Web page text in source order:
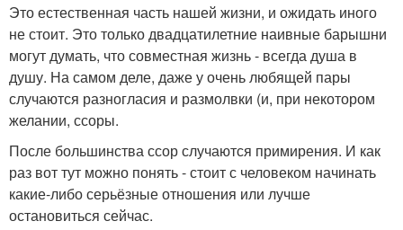
Это естественная часть нашей жизни, и ожидать иного
не стоит. Это только двадцатилетние наивные барышни
могут думать, что совместная жизнь - всегда душа в
душу. На самом деле, даже у очень любящей пары
случаются разногласия и размолвки (и, при некотором
желании, ссоры.
После большинства ссор случаются примирения. И как
раз вот тут можно понять - стоит с человеком начинать
какие-либо серьёзные отношения или лучше
остановиться сейчас.